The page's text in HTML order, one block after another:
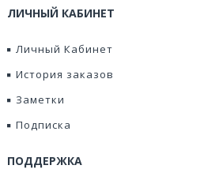
ЛИЧНЫЙ КАБИНЕТ
Личный Кабинет
История заказов
Заметки
Подписка
ПОДДЕРЖКА